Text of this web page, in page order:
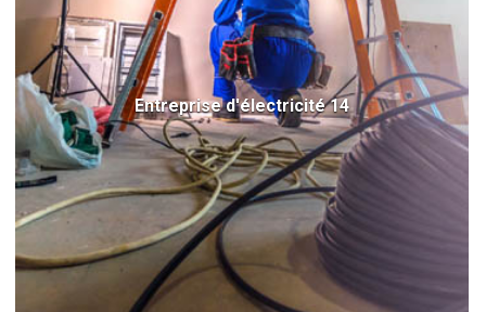
Entreprise d'électricité 14